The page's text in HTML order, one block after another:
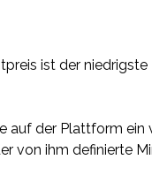
ist der
auf der Plattform
von ihm definierte